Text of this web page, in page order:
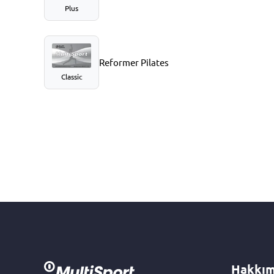
Plus
Classic
Reformer Pilates